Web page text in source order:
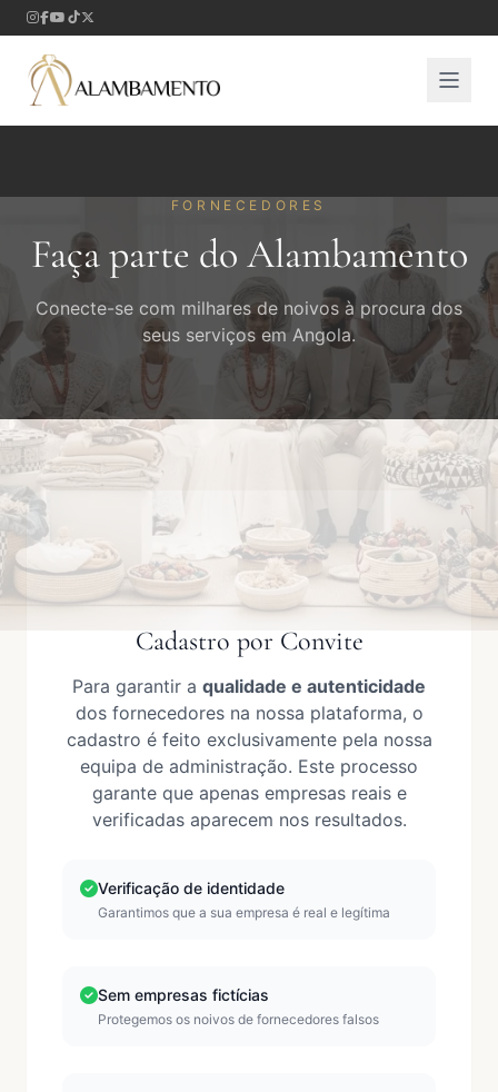
FORNECEDORES
Faça parte do Alambamento
Conecte-se com milhares de noivos à procura dos
seus serviços em Angola.
Cadastro por Convite
Para garantir a qualidade e autenticidade
dos fornecedores na nossa plataforma, o
cadastro é feito exclusivamente pela nossa
equipa de administração. Este processo
garante que apenas empresas reais e
verificadas aparecem nos resultados.
Verificação de identidade
Garantimos que a sua empresa é real e legítima
Sem empresas fictícias
Protegemos os noivos de fornecedores falsos